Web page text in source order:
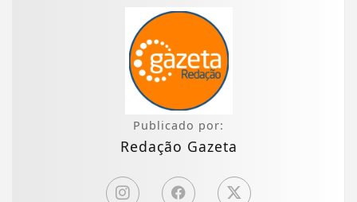
Publicado por:
Redação Gazeta